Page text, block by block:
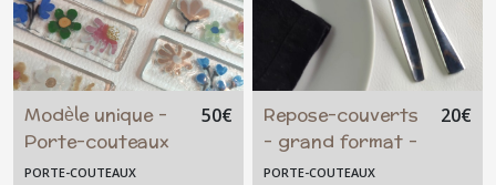
Modèle unique -
Porte-couteaux
"fleurs"- Peints à
50€
PORTE-COUTEAUX
Repose-couverts
- grand format -
lot de 4
20€
PORTE-COUTEAUX